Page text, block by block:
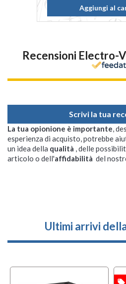
Aggiungi al
Recensioni Electro-
Scrivi la tua
La tua opionione è importante,
esperienza di acquisto, potrebbe
un idea della qualità , delle
articolo o dell'affidabilità del
Ultimi arrivi